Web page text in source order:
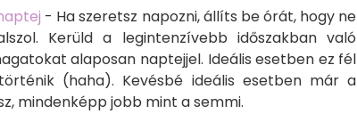
- Ha szeretsz napozni, állíts be órát, hogy ne
Kerüld a legintenzívebb időszakban való
alaposan naptejjel. Ideális esetben ez fél
(haha). Kevésbé ideális esetben már a
mindenképp jobb mint a semmi.